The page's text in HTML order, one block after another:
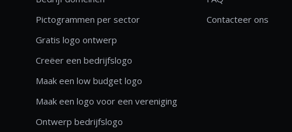
Pictogrammen per sector
Gratis logo ontwerp
Creëer een bedrijfslogo
Maak een low budget logo
Maak een logo voor een vereniging
Ontwerp bedrijfslogo
Contacteer ons